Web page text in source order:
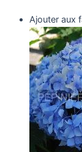
Ajouter aux